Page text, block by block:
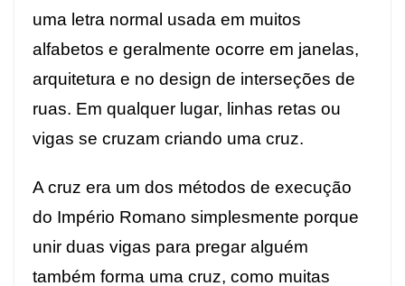
uma letra normal usada em muitos
alfabetos e geralmente ocorre em janelas,
arquitetura e no design de interseções de
ruas. Em qualquer lugar, linhas retas ou
vigas se cruzam criando uma cruz.
A cruz era um dos métodos de execução
do Império Romano simplesmente porque
unir duas vigas para pregar alguém
também forma uma cruz, como muitas